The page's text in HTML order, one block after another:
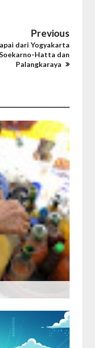
Previous
dari Yogyakarta
Hatta dan
Palangkaraya